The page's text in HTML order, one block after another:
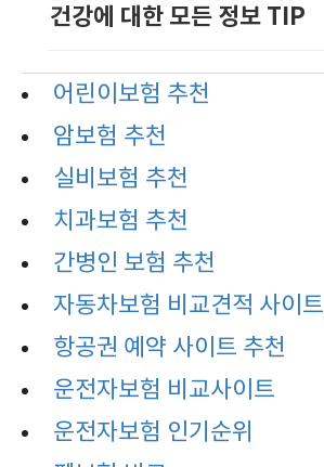
건강에 대한 모든 정보 TIP
어린이보험 추천
암보험 추천
실비보험 추천
치과보험 추천
간병인 보험 추천
자동차보험 비교견적 사이트
항공권 예약 사이트 추천
운전자보험 비교사이트
운전자보험 인기순위